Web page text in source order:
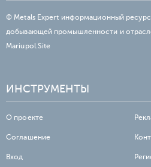
© Metals Expert информационный ресурс
добывающей промышленности и
Mariupol.Site
ИНСТРУМЕНТЫ
О проекте
Соглашение
Вход